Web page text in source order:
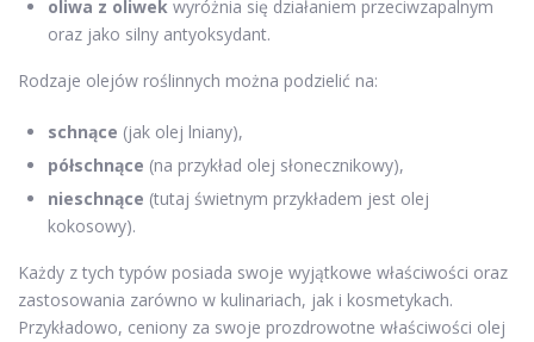
oliwa z oliwek wyróżnia się działaniem przeciwzapalnym
oraz jako silny antyoksydant.
Rodzaje olejów roślinnych można podzielić na:
schnące (jak olej lniany),
półschnące (na przykład olej słonecznikowy),
nieschnące (tutaj świetnym przykładem jest olej
kokosowy).
Każdy z tych typów posiada swoje wyjątkowe właściwości oraz
zastosowania zarówno w kulinariach, jak i kosmetykach.
Przykładowo, ceniony za swoje prozdrowotne właściwości olej